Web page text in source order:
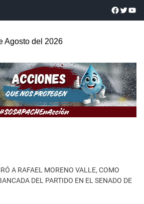
Agosto del 2026
A RAFAEL MORENO VALLE, COMO
DEL PARTIDO EN EL SENADO DE